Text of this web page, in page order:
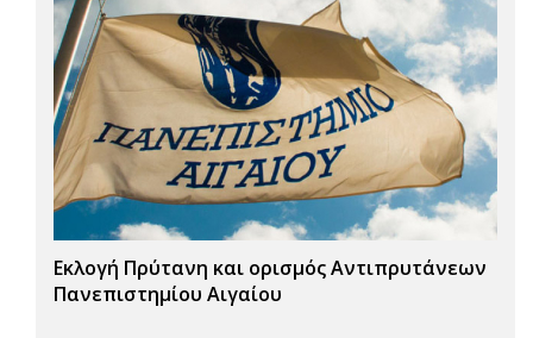
Εκλογή Πρύτανη και ορισμός Αντιπρυτάνεων
Πανεπιστημίου Αιγαίου